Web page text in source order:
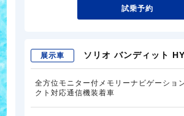
試乗予約
展示車 ソリオ バンディット
全方位モニター付メモリーナビゲーショ
クト対応通信機装着車